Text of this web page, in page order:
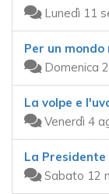
Lunedì 11
Per un
Domenica
La volpe e
Venerdì 4
La Presidente
Sabato 12